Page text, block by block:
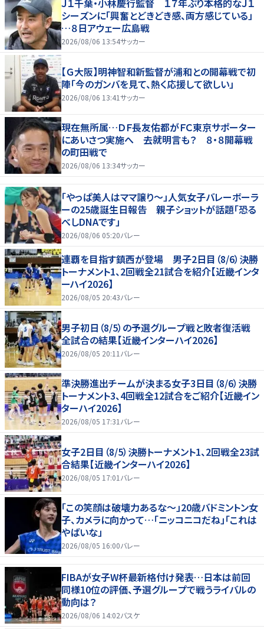
Ｊ１千葉・小林慶行監督 １７年ぶり本格的なＪ１
シーズンに「興奮とどきどき感、両方感じている」
…８日アウェー広島戦
2026/08/06 13:54サッカー
【Ｇ大阪】明神智和新監督が浦和との開幕戦で初
陣「今のガンバを見て、熱く応援して欲しい」
2026/08/06 13:41サッカー
現在無所属…ＤＦ長友佑都がＦＣ東京サポーター
にあいさつ実施へ 去就明言も？ ８・８開幕戦
の町田戦で
2026/08/06 13:34サッカー
「やっぱ美人はママ譲り～」人気女子バレーボーラ
ーの25歳誕生日報告 親子ショットが話題「恐る
べしDNAです」
2026/08/06 05:20バレー
連覇を目指す鎮西が登場 男子2日目（8/6）決勝
トーナメント1、2回戦全21試合を紹介【近畿インタ
ーハイ2026】
2026/08/05 20:43バレー
男子初日（8/5）の予選グループ戦と敗者復活戦
全試合の結果【近畿インターハイ2026】
2026/08/05 20:11 バレー
準決勝進出チームが決まる女子3日目（8/6）決勝
トーナメント3、4回戦全12試合をご紹介【近畿イン
ターハイ2026】
2026/08/05 17:31バレー
女子2日目（8/5）決勝トーナメント1、2回戦全23試
合結果【近畿インターハイ2026】
2026/08/05 17:01 バレー
「この笑顔は破壊力あるな〜」20歳バドミントン女
子、カメラに向かって…「ニッコニコだね」「これは
やばいな」
2026/08/05 16:00バレー
FIBAが女子W杯最新格付け発表…日本は前回
同様10位の評価、予選グループで戦うライバルの
動向は？
2026/08/06 14:02バスケ